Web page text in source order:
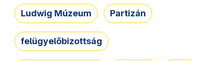
Ludwig Múzeum Partizán
felügyelőbizottság